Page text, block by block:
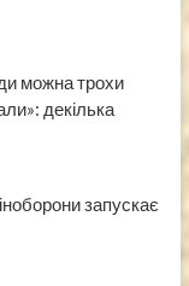
можна трохи
декілька
запускає